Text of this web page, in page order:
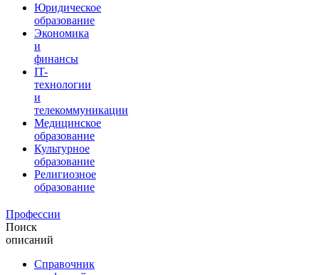
Юридическое
образование
Экономика
и
финансы
IT-
технологии
и
телекоммуникации
Медицинское
образование
Культурное
образование
Религиозное
образование
Профессии
Поиск
описаний
Справочник